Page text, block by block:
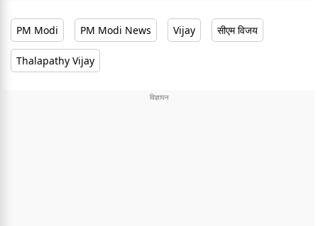
PM Modi PM Modi News Vijay सीएम विजय
Thalapathy Vijay